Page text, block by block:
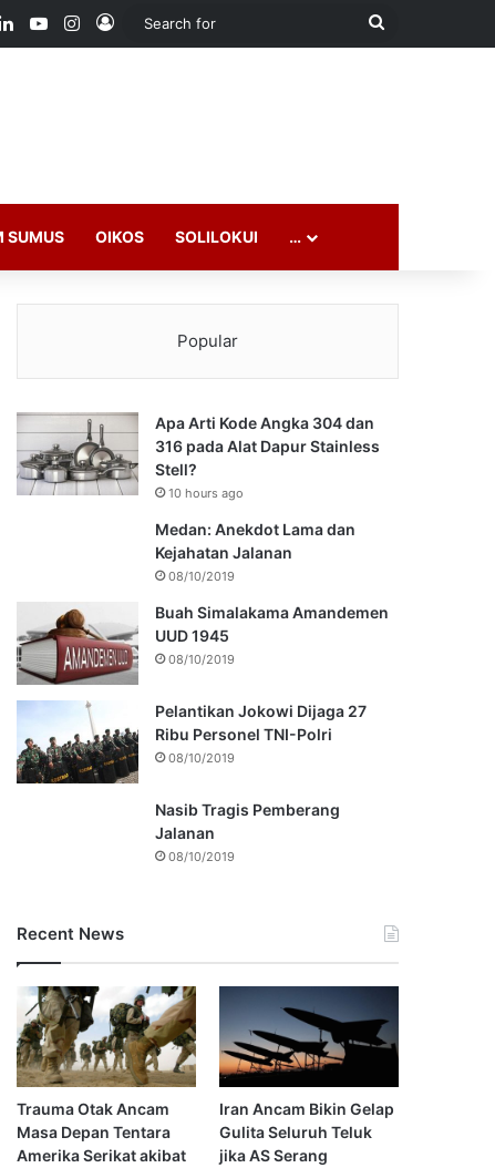
LinkedInYouTubeInstagram
Log In
Search
SUMUS OIKOS SOLILOKUI …
Popular
Apa Arti Kode Angka 304 dan
316 pada Alat Dapur Stainless
Stell?
10 hours ago
Medan: Anekdot Lama dan
Kejahatan Jalanan
08/10/2019
Buah Simalakama Amandemen
UUD 1945
08/10/2019
Pelantikan Jokowi Dijaga 27
Ribu Personel TNI-Polri
08/10/2019
Nasib Tragis Pemberang
Jalanan
08/10/2019
Recent News
Trauma Otak Ancam
Masa Depan Tentara
Amerika Serikat akibat
Iran Ancam Bikin Gelap
Gulita Seluruh Teluk
jika AS Serang